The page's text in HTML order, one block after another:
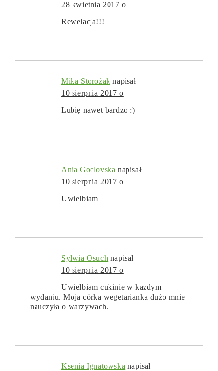
28 kwietnia 2017 o
Rewelacja!!!
Mika Storożak napisał
10 sierpnia 2017 o
Lubię nawet bardzo :)
Ania Goclovska napisał
10 sierpnia 2017 o
Uwielbiam
Sylwia Osuch napisał
10 sierpnia 2017 o
Uwielbiam cukinie w każdym
wydaniu. Moja córka wegetarianka dużo mnie
nauczyła o warzywach.
Ksenia Ignatowska napisał